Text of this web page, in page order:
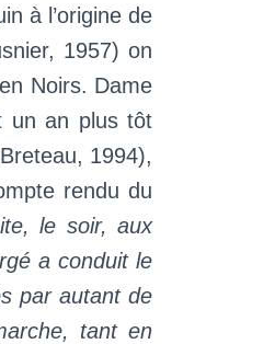
à l’origine de
1957) on
Noirs. Dame
un an plus tôt
1994),
rendu du
le soir, aux
a conduit le
par autant de
tant en